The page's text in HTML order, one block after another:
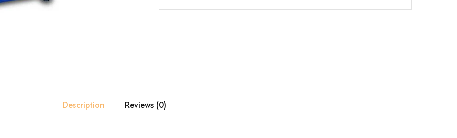
Description Reviews (0)